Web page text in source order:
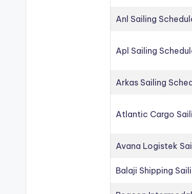
Anl Sailing
Apl Sailing
Arkas Sailing
Atlantic Cargo
Avana Logistek
Balaji Shipping